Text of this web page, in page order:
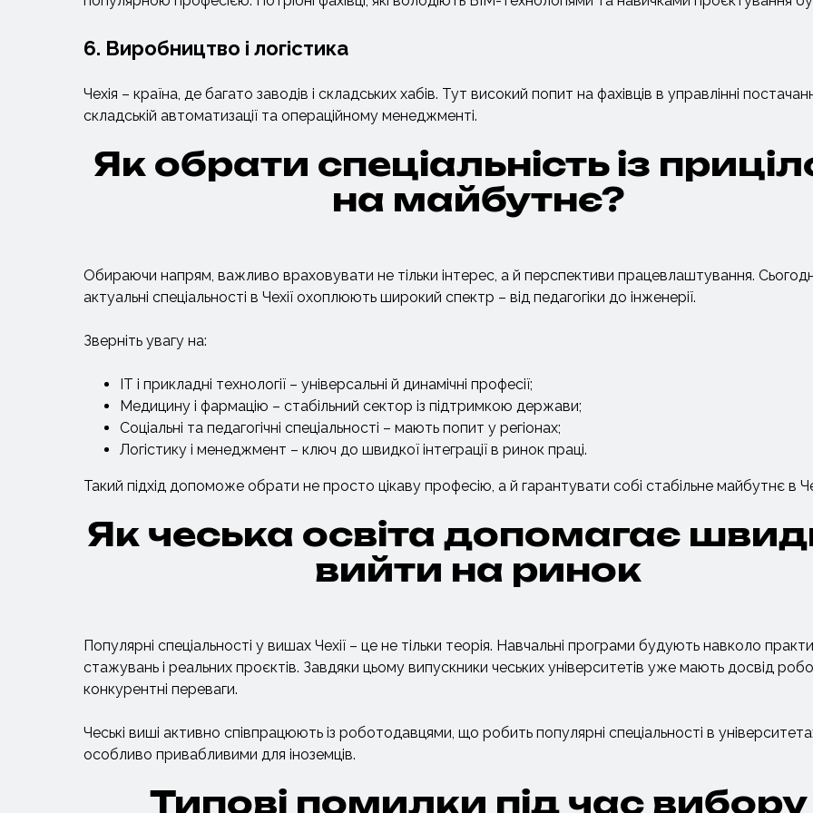
6. Виробництво і логістика
Чехія – країна, де багато заводів і складських хабів. Тут високий попит на фахівців в управлінні
складській автоматизації та операційному менеджменті.
Як обрати спеціальність із
на майбутнє?
Обираючи напрям, важливо враховувати не тільки інтерес, а й перспективи працевлаштування.
актуальні спеціальності в Чехії охоплюють широкий спектр – від педагогіки до інженерії.
Зверніть увагу на:
IT і прикладні технології – універсальні й динамічні професії;
Медицину і фармацію – стабільний сектор із підтримкою держави;
Соціальні та педагогічні спеціальності – мають попит у регіонах;
Логістику і менеджмент – ключ до швидкої інтеграції в ринок праці.
Такий підхід допоможе обрати не просто цікаву професію, а й гарантувати собі стабільне майбутнє в
Як чеська освіта допомагає
вийти на ринок
Популярні спеціальності у вишах Чехії – це не тільки теорія. Навчальні програми будують навколо
стажувань і реальних проєктів. Завдяки цьому випускники чеських університетів уже мають досвід
конкурентні переваги.
Чеські виші активно співпрацюють із роботодавцями, що робить популярні спеціальності в
особливо привабливими для іноземців.
Типові помилки під час вибору